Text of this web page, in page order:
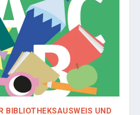
BIBLIOTHEKSAUSWEIS UND